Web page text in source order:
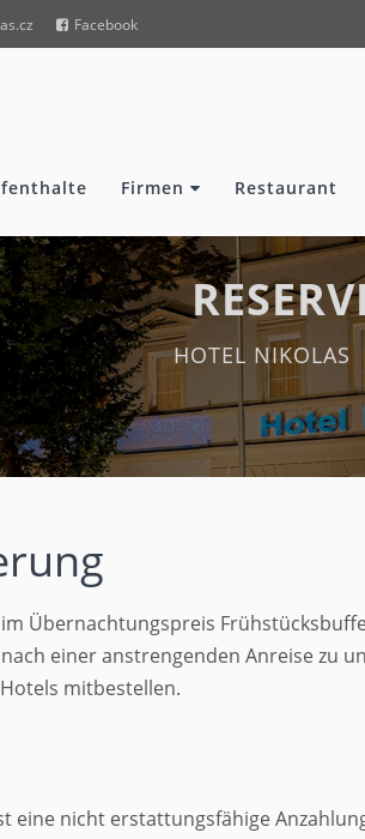
Facebook
Firmen Restaurant
HOTEL NIKOLAS
Übernachtungspreis
einer anstrengenden Anreise zu
mitbestellen.
eine nicht erstattungsfähige